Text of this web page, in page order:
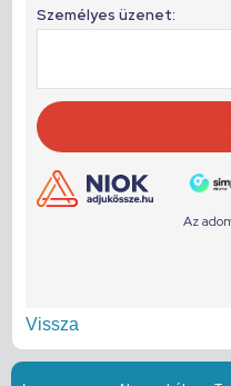
Vissza